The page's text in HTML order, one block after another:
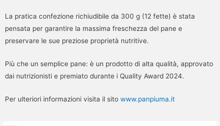
La pratica confezione richiudibile da 300 g (12 fette) è stata
pensata per garantire la massima freschezza del pane e
preservare le sue preziose proprietà nutritive.
Più che un semplice pane: è un prodotto di alta qualità, approvato
dai nutrizionisti e premiato durante i Quality Award 2024.
Per ulteriori informazioni visita il sito www.panpiuma.it